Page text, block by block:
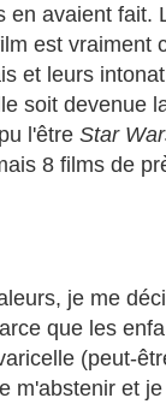
en avaient fait.
est vraiment
et leurs
soit devenue
l'être Star
8 films de
je me
que les
(peut-
m'abstenir et